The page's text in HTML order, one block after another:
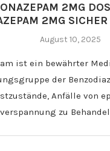
2MG
2MG
August 10, 2025
ist ein bewährter
der
Anfälle von
zu